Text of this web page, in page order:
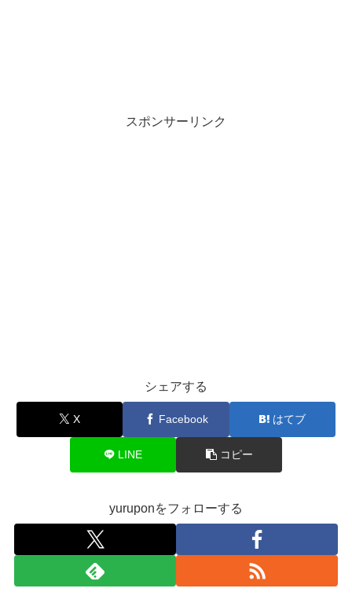
スポンサーリンク
シェアする
X Facebook はてブ
LINE コピー
yuruponをフォローする